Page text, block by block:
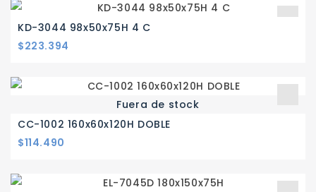
KD-3044 98x50x75H 4 C
Precio
$223.394
Fuera de stock
CC-1002 160x60x120H DOBLE
Precio
$114.490